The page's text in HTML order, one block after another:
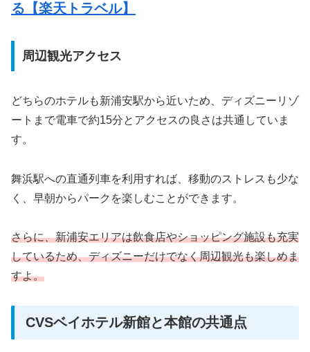
る【楽天トラベル】
周辺観光アクセス
どちらのホテルも新浦安駅から近いため、ディズニーリゾ
ートまで電車で約15分とアクセスの良さは共通していま
す。
舞浜駅への直通列車を利用すれば、移動のストレスも少な
く、早朝からパークを楽しむことができます。
さらに、新浦安エリアは飲食店やショッピング施設も充実
しているため、ディズニーだけでなく周辺観光も楽しめま
すよ。
CVSベイホテル新館と本館の共通点